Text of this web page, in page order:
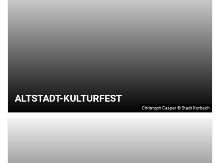
Christoph Casper © Stadt Korbach
ALTSTADT-KULTURFEST